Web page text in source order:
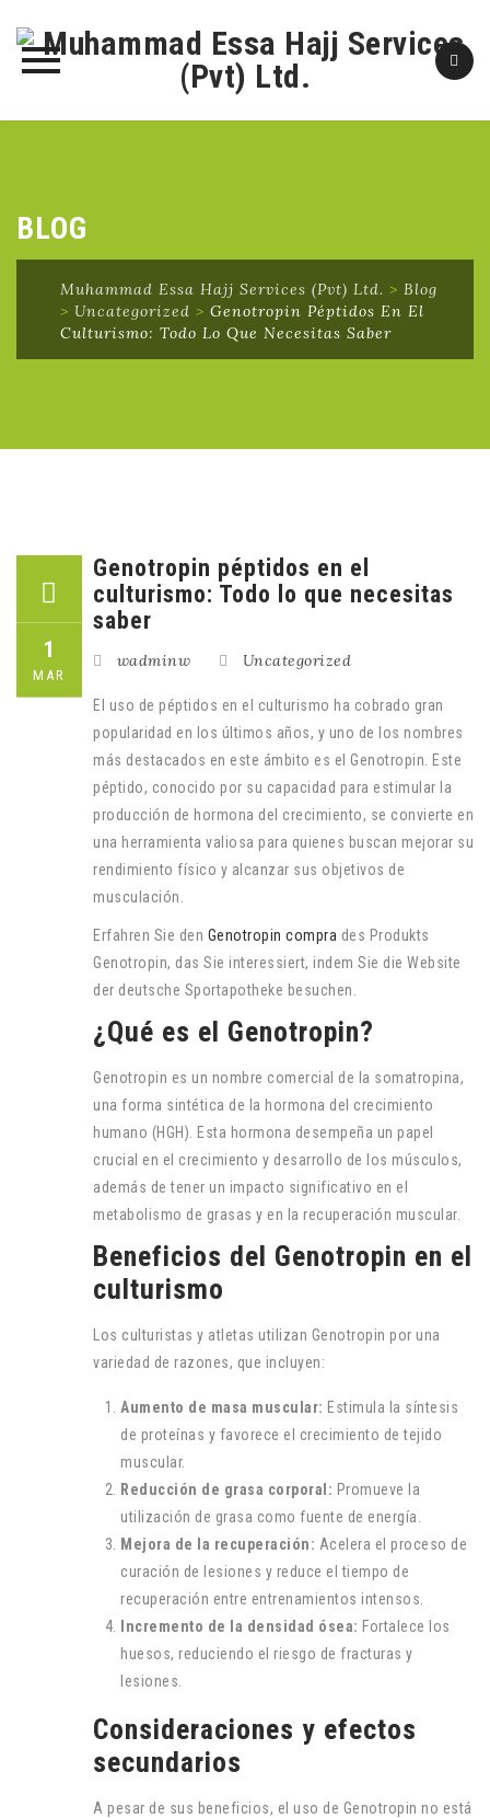
BLOG
Muhammad Essa Hajj Services (Pvt) Ltd. > Blog
> Uncategorized > Genotropin Péptidos En El
Culturismo: Todo Lo Que Necesitas Saber
1
MAR
Genotropin péptidos en el
culturismo: Todo lo que necesitas
saber
wadminw Uncategorized
El uso de péptidos en el culturismo ha cobrado gran
popularidad en los últimos años, y uno de los nombres
más destacados en este ámbito es el Genotropin. Este
péptido, conocido por su capacidad para estimular la
producción de hormona del crecimiento, se convierte en
una herramienta valiosa para quienes buscan mejorar su
rendimiento físico y alcanzar sus objetivos de
musculación.
Erfahren Sie den Genotropin compra des Produkts
Genotropin, das Sie interessiert, indem Sie die Website
der deutsche Sportapotheke besuchen.
¿Qué es el Genotropin?
Genotropin es un nombre comercial de la somatropina,
una forma sintética de la hormona del crecimiento
humano (HGH). Esta hormona desempeña un papel
crucial en el crecimiento y desarrollo de los músculos,
además de tener un impacto significativo en el
metabolismo de grasas y en la recuperación muscular.
Beneficios del Genotropin en el
culturismo
Los culturistas y atletas utilizan Genotropin por una
variedad de razones, que incluyen:
Aumento de masa muscular: Estimula la síntesis
de proteínas y favorece el crecimiento de tejido
muscular.
Reducción de grasa corporal: Promueve la
utilización de grasa como fuente de energía.
Mejora de la recuperación: Acelera el proceso de
curación de lesiones y reduce el tiempo de
recuperación entre entrenamientos intensos.
Incremento de la densidad ósea: Fortalece los
huesos, reduciendo el riesgo de fracturas y
lesiones.
Consideraciones y efectos
secundarios
A pesar de sus beneficios, el uso de Genotropin no está